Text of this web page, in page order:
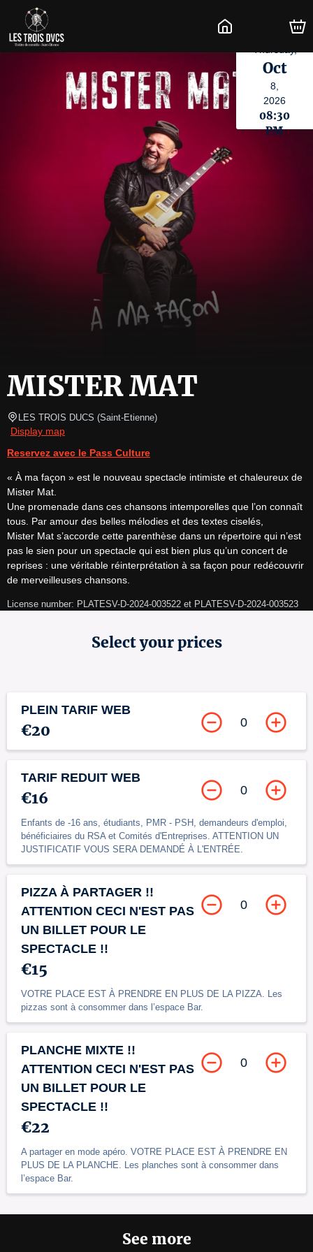
Oct
8,
2026
08:30
PM
MISTER MAT
LES TROIS DUCS (Saint-Etienne)
Display map
Reservez avec le Pass Culture
« À ma façon » est le nouveau spectacle intimiste et chaleureux de
Mister Mat.
Une promenade dans ces chansons intemporelles que l’on connaît
tous. Par amour des belles mélodies et des textes ciselés,
Mister Mat s’accorde cette parenthèse dans un répertoire qui n’est
pas le sien pour un spectacle qui est bien plus qu’un concert de
reprises : une véritable réinterprétation à sa façon pour redécouvrir
de merveilleuses chansons.
License number: PLATESV-D-2024-003522 et PLATESV-D-2024-003523
Select your prices
PLEIN TARIF WEB
€20 0
TARIF REDUIT WEB
€16
Enfants de -16 ans, étudiants, PMR - PSH, demandeurs d'emploi,
bénéficiaires du RSA et Comités d'Entreprises. ATTENTION UN
JUSTIFICATIF VOUS SERA DEMANDÉ À L'ENTRÉE.
0
PIZZA À PARTAGER !!
ATTENTION CECI N'EST PAS
UN BILLET POUR LE
SPECTACLE !!
€15
VOTRE PLACE EST À PRENDRE EN PLUS DE LA PIZZA. Les
pizzas sont à consommer dans l’espace Bar.
0
PLANCHE MIXTE !!
ATTENTION CECI N'EST PAS
UN BILLET POUR LE
SPECTACLE !!
€22
A partager en mode apéro. VOTRE PLACE EST À PRENDRE EN
PLUS DE LA PLANCHE. Les planches sont à consommer dans
l’espace Bar.
0
See more